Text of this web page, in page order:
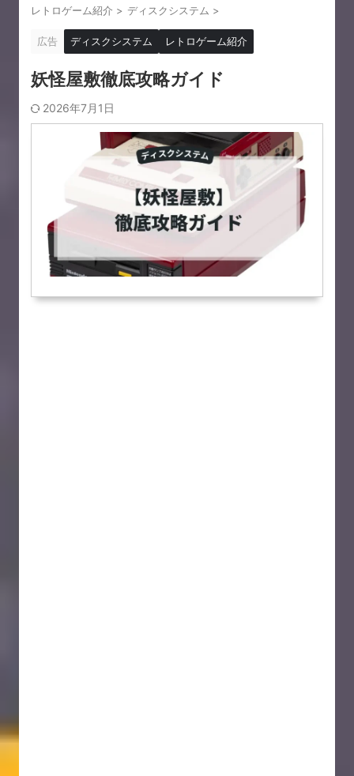
レトロゲーム紹介 > ディスクシステム >
広告 ディスクシステム レトロゲーム紹介
妖怪屋敷徹底攻略ガイド
2026年7月1日